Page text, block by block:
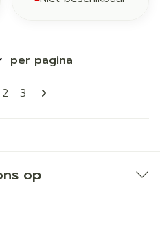
Pagina'smomenteel pagina
Pagina
2 Pagina
3
per pagina
op